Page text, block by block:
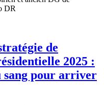
DR
de
2025 :
sang pour arriver